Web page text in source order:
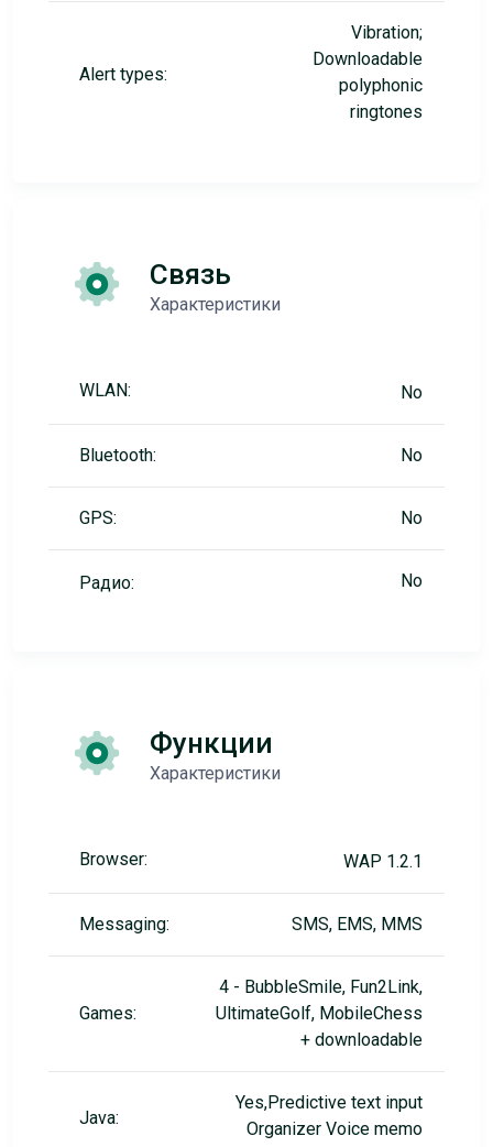
Alert types:
Vibration;
Downloadable
polyphonic
ringtones
Связь
Характеристики
WLAN: No
Bluetooth: No
GPS: No
Радио: No
Функции
Характеристики
Browser: WAP 1.2.1
Messaging: SMS, EMS, MMS
Games:
4 - BubbleSmile, Fun2Link,
UltimateGolf, MobileChess
+ downloadable
Java:
Yes,Predictive text input
Organizer Voice memo